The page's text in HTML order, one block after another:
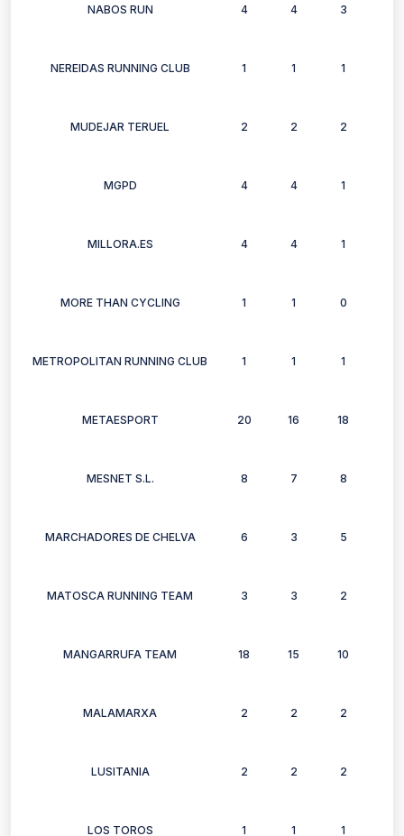
NABOS RUN 4 4 3
NEREIDAS RUNNING CLUB 1 1 1
MUDEJAR TERUEL 2 2 2
MGPD 4 4 1
MILLORA.ES 4 4 1
MORE THAN CYCLING 1 1 0
METROPOLITAN RUNNING CLUB 1 1 1
METAESPORT 20 16 18
MESNET S.L. 8 7 8
MARCHADORES DE CHELVA 6 3 5
MATOSCA RUNNING TEAM 3 3 2
MANGARRUFA TEAM 18 15 10
MALAMARXA 2 2 2
LUSITANIA 2 2 2
LOS TOROS 1 1 1